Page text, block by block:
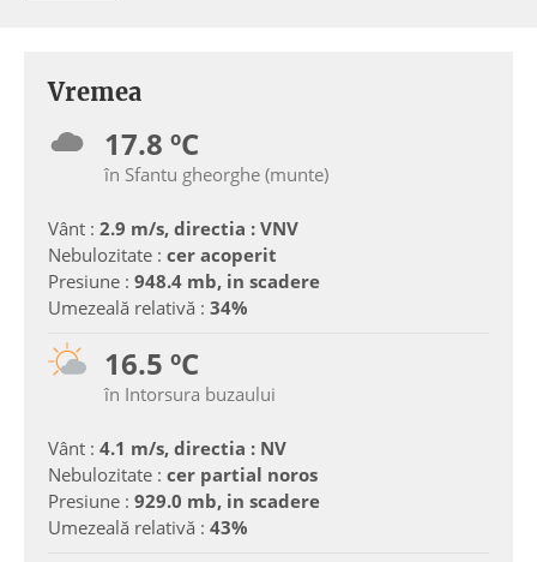
Vremea
17.8 ºC
în Sfantu gheorghe (munte)
Vânt : 2.9 m/s, directia : VNV
Nebulozitate : cer acoperit
Presiune : 948.4 mb, in scadere
Umezeală relativă : 34%
16.5 ºC
în Intorsura buzaului
Vânt : 4.1 m/s, directia : NV
Nebulozitate : cer partial noros
Presiune : 929.0 mb, in scadere
Umezeală relativă : 43%